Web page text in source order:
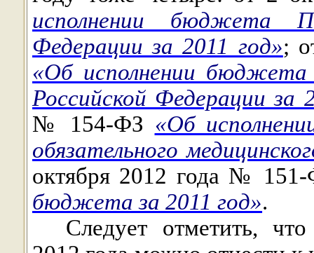
исполнении бюджета
Федерации за 2011 год»;
«Об исполнении бюджета
Российской Федерации за
№ 154-ФЗ «Об
обязательного
октября 2012 года №
бюджета за 2011 год».
Следует отметить,